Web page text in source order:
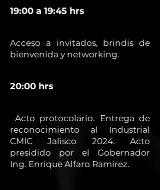
19:00 a 19:45 hrs
Acceso a invitados, brindis de
bienvenida y networking.
20:00 hrs
Acto protocolario. Entrega de
reconocimiento al Industrial
CMIC Jalisco 2024. Acto
presidido por el Gobernador
Ing. Enrique Alfaro Ramírez.